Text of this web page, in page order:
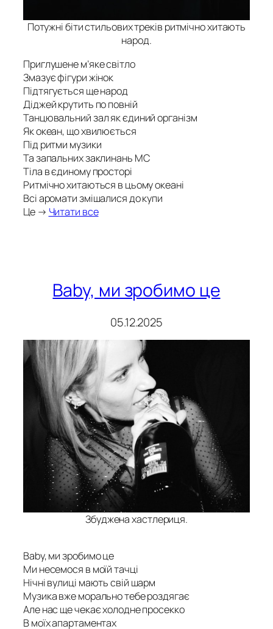
Потужні біти стильових треків ритмічно хитають
народ.
Приглушене м’яке світло
Змазує фігури жінок
Підтягується ще народ
Діджей крутить по повній
Танцювальний зал як єдиний організм
Як океан, що хвилюється
Під ритми музики
Та запальних заклинань МС
Тіла в єдиному просторі
Ритмічно хитаються в цьому океані
Всі аромати змішалися до купи
Це → Читати все
Baby, ми зробимо це
05.12.2025
Збуджена хастлериця.
Baby, ми зробимо це
Ми несемося в моїй тачці
Нічні вулиці мають свій шарм
Музика вже морально тебе роздягає
Але нас ще чекає холодне просекко
В моїх апартаментах